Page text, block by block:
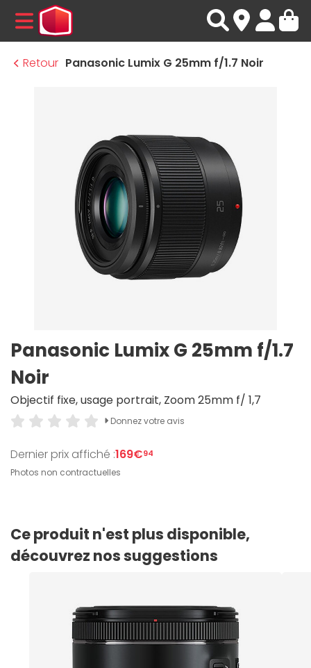
MENU
Retour Panasonic Lumix G 25mm f/1.7 Noir
Panasonic Lumix G 25mm f/1.7
Noir
Objectif fixe, usage portrait, Zoom 25mm f/ 1,7
Donnez votre avis
Dernier prix affiché :169€94
Photos non contractuelles
Ce produit n'est plus disponible,
découvrez nos suggestions